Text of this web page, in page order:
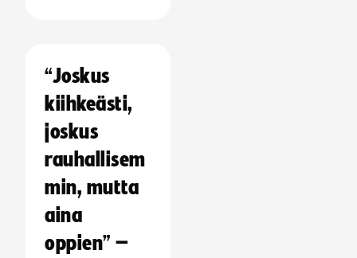
“Joskus
kiihkeästi,
joskus
rauhallisem
min, mutta
aina
oppien” –